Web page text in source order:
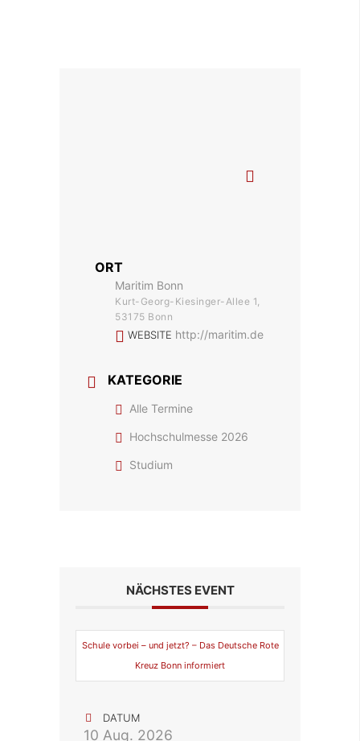
ORT
Maritim Bonn
Kurt-Georg-Kiesinger-Allee 1,
53175 Bonn
WEBSITE http://maritim.de
KATEGORIE
Alle Termine
Hochschulmesse 2026
Studium
NÄCHSTES EVENT
Schule vorbei – und jetzt? – Das Deutsche Rote
Kreuz Bonn informiert
DATUM
10 Aug. 2026